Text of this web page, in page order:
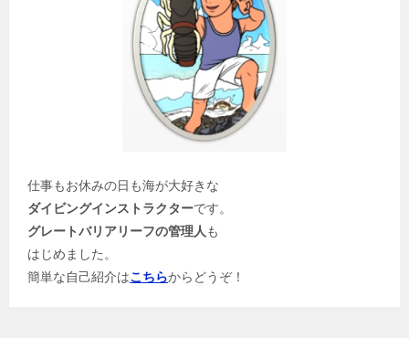
仕事もお休みの日も海が大好きな
ダイビングインストラクターです。
グレートバリアリーフの管理人も
はじめました。
簡単な自己紹介はこちらからどうぞ！